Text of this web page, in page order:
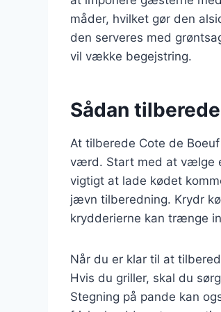
måder, hvilket gør den
den serveres med
vil vække begejstring.
Sådan
At tilberede Cote de
værd. Start med at vælge
vigtigt at lade kødet
jævn tilberedning. Krydr
krydderierne kan trænge
Når du er klar til at
Hvis du griller, skal du
Stegning på pande kan